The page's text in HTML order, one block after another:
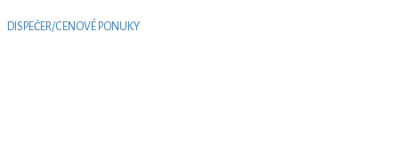
DISPEČER/CENOVÉ PONUKY